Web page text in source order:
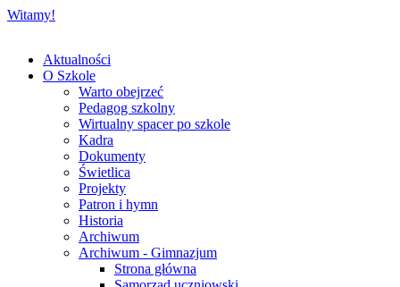
Witamy!
Aktualności
O Szkole
Warto obejrzeć
Pedagog szkolny
Wirtualny spacer po szkole
Kadra
Dokumenty
Świetlica
Projekty
Patron i hymn
Historia
Archiwum
Archiwum - Gimnazjum
Strona główna